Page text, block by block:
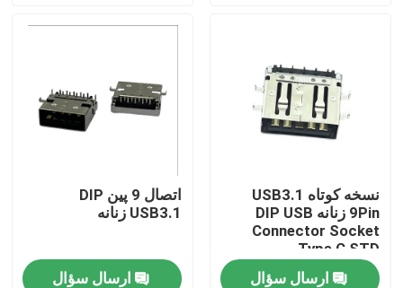
اطلاعات تماس
محصولات
کانکتور DIP USB
کانکتور سوکت USB
نسخه کوتاه USB3.1
9Pin زنانه DIP USB
Connector Socket
Type C STD
ارسال سؤال
اتصال 9 پین DIP
USB3.1 زنانه
ارسال سؤال